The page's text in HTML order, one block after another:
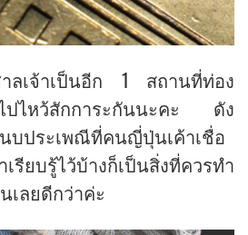
ลเจ้าเป็นอีก 1 สถานที่ท่อง
ปไหว้สักการะกันนะคะ ดัง
บประเพณีที่คนญี่ปุ่นเค้าเชื่อ
ยบรู้ไว้บ้างก็เป็นสิ่งที่ควรทำ
เลยดีกว่าค่ะ